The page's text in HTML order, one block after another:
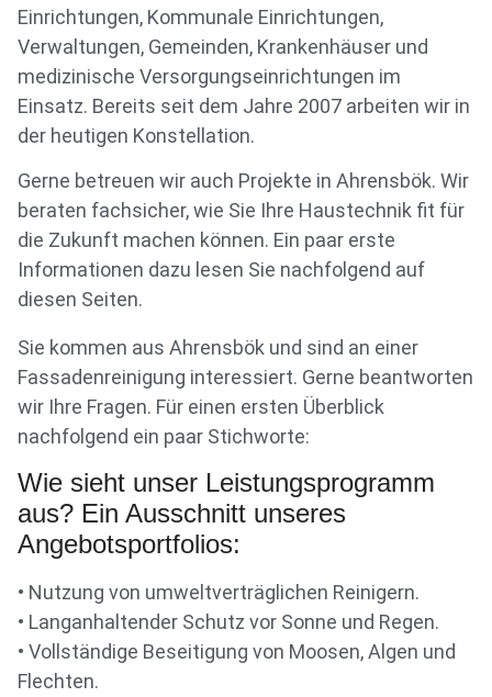
Einrichtungen, Kommunale Einrichtungen,
Verwaltungen, Gemeinden, Krankenhäuser und
medizinische Versorgungseinrichtungen im
Einsatz. Bereits seit dem Jahre 2007 arbeiten wir in
der heutigen Konstellation.
Gerne betreuen wir auch Projekte in Ahrensbök. Wir
beraten fachsicher, wie Sie Ihre Haustechnik fit für
die Zukunft machen können. Ein paar erste
Informationen dazu lesen Sie nachfolgend auf
diesen Seiten.
Sie kommen aus Ahrensbök und sind an einer
Fassadenreinigung interessiert. Gerne beantworten
wir Ihre Fragen. Für einen ersten Überblick
nachfolgend ein paar Stichworte:
Wie sieht unser Leistungsprogramm
aus? Ein Ausschnitt unseres
Angebotsportfolios:
• Nutzung von umweltverträglichen Reinigern.
• Langanhaltender Schutz vor Sonne und Regen.
• Vollständige Beseitigung von Moosen, Algen und
Flechten.